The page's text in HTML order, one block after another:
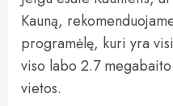
Kauną,
programėlę, kuri yra
viso labo 2.7
vietos.